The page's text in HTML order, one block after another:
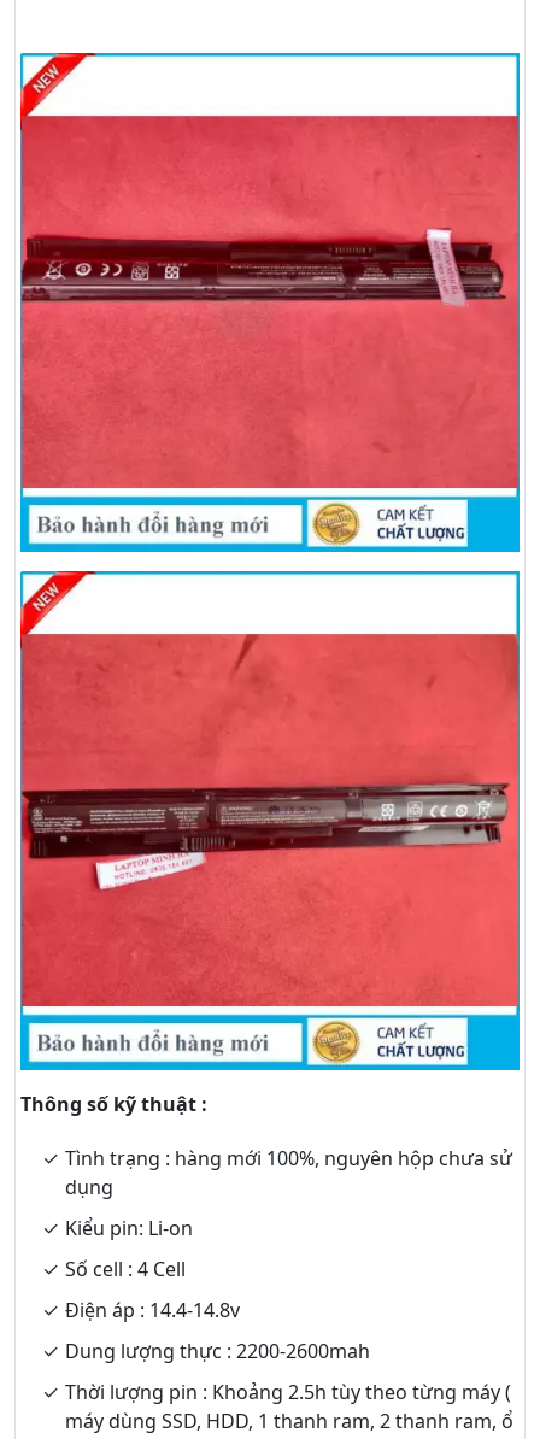
Thông số kỹ thuật :
Tình trạng : hàng mới 100%, nguyên hộp chưa sử
dụng
Kiểu pin: Li-on
Số cell : 4 Cell
Điện áp : 14.4-14.8v
Dung lượng thực : 2200-2600mah
Thời lượng pin : Khoảng 2.5h tùy theo từng máy (
máy dùng SSD, HDD, 1 thanh ram, 2 thanh ram, ổ